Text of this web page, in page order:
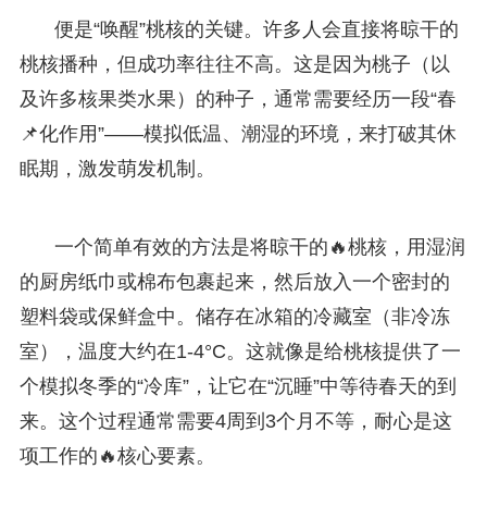
便是“唤醒”桃核的关键。许多人会直接将晾干的
桃核播种，但成功率往往不高。这是因为桃子（以
及许多核果类水果）的种子，通常需要经历一段“春
📌化作用”——模拟低温、潮湿的环境，来打破其休
眠期，激发萌发机制。
一个简单有效的方法是将晾干的🔥桃核，用湿润
的厨房纸巾或棉布包裹起来，然后放入一个密封的
塑料袋或保鲜盒中。储存在冰箱的冷藏室（非冷冻
室），温度大约在1-4°C。这就像是给桃核提供了一
个模拟冬季的“冷库”，让它在“沉睡”中等待春天的到
来。这个过程通常需要4周到3个月不等，耐心是这
项工作的🔥核心要素。